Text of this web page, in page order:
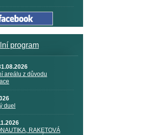
program
areálu z důvodu
duel
RAKETOVÁ